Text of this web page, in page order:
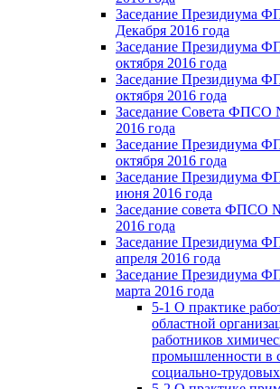
Заседание Президиума
Декабря 2016 года
Заседание Президиума
октября 2016 года
Заседание Президиума
октября 2016 года
Заседание Совета ФПСО
2016 года
Заседание Президиума
октября 2016 года
Заседание Президиума
июня 2016 года
Заседание совета ФПСО
2016 года
Заседание Президиума
апреля 2016 года
Заседание Президиума
марта 2016 года
5-1 О практике
областной
работников
промышленности в
социально-